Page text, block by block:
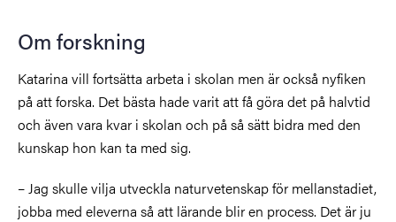
Om forskning
Katarina vill fortsätta arbeta i skolan men är också nyfiken
på att forska. Det bästa hade varit att få göra det på halvtid
och även vara kvar i skolan och på så sätt bidra med den
kunskap hon kan ta med sig.
– Jag skulle vilja utveckla naturvetenskap för mellanstadiet,
jobba med eleverna så att lärande blir en process. Det är ju